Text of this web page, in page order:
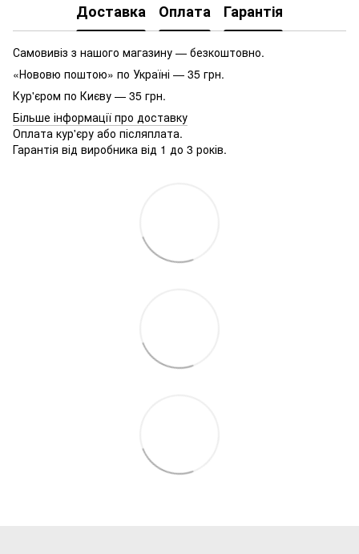
Доставка Оплата Гарантія
Самовивіз з нашого магазину — безкоштовно.
«Нововю поштою» по Україні — 35 грн.
Кур'єром по Києву — 35 грн.
Більше інформації про доставку
Оплата кур'єру або післяплата.
Гарантія від виробника від 1 до 3 років.